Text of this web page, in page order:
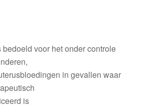
voor het onder controle
in gevallen waar
is